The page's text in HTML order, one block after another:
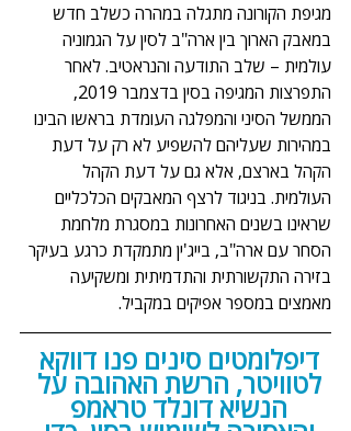
מגיפת הקורונה מתגלה במהרה כשלב חדש
במאבק הארוך בין ארה"ב לסין על הגמוניה
עולמית – שלב התודעה והנראטיב. לאחר
התפרצות המגיפה בסין בדצמבר 2019,
הממשל הסיני והמפלגה העומדת בראשו הבינו
במהירות שעליהם להשפיע לא רק על דעת
הקהל בארצם, אלא גם על דעת הקהל
העולמית. בניגוד לרצף המאבקים הכלכליים
שראינו בשנים האחרונות במסגרת מלחמת
הסחר עם ארה"ב, בייג'ין מתמקדת כרגע בעיקר
בזירה התקשורתית והתדמיתית ומשקיעה
מאמצים במספר אפיקים במקביל.
דיפלומטים סינים פנו דווקא
לטוויטר, הרשת האהובה על
הנשיא דונלד טראמפ